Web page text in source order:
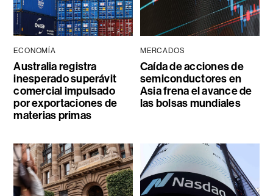
ECONOMÍA
Australia registra
inesperado superávit
comercial impulsado
por exportaciones de
materias primas
MERCADOS
Caída de acciones de
semiconductores en
Asia frena el avance de
las bolsas mundiales